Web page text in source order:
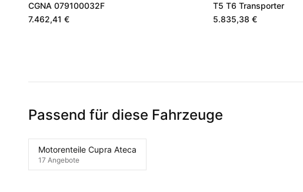
CGNA 079100032F
7.462,41 €
T5 T6 Transporter
5.835,38 €
Passend für diese Fahrzeuge
Motorenteile Cupra Ateca
17 Angebote